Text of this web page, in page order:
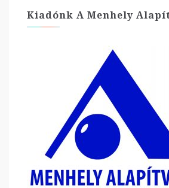
Kiadónk A Menhely